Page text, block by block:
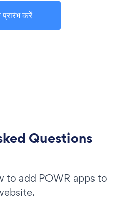
करें
Questions
to add POWR apps to